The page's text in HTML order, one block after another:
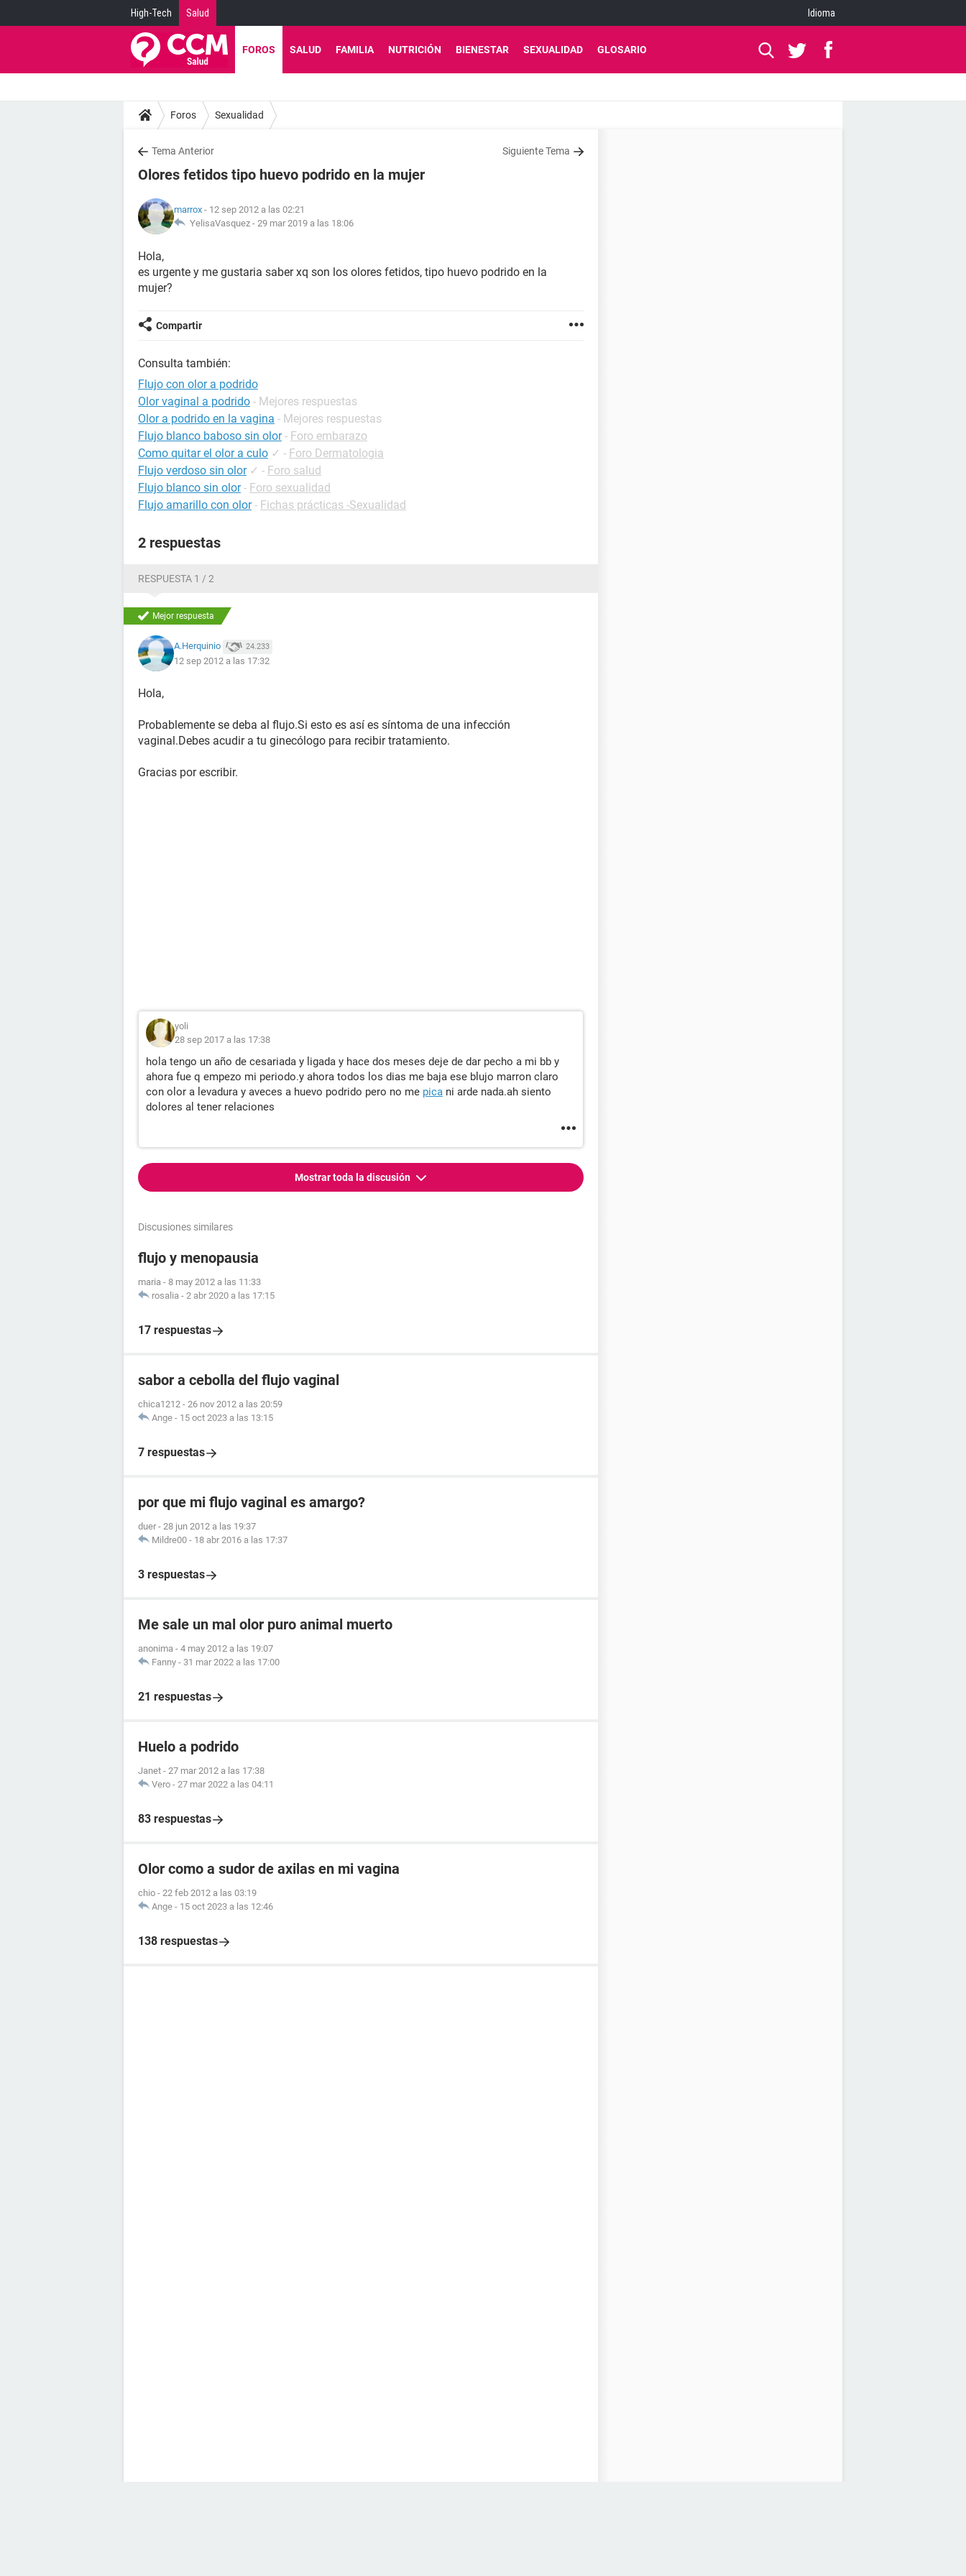
High-Tech Salud Idioma
FOROS SALUD FAMILIA NUTRICIÓN BIENESTAR SEXUALIDAD GLOSARIO
Foros Sexualidad
Tema Anterior Siguiente Tema
Olores fetidos tipo huevo podrido en la mujer
marrox - 12 sep 2012 a las 02:21
YelisaVasquez - 29 mar 2019 a las 18:06
Hola,
es urgente y me gustaria saber xq son los olores fetidos, tipo huevo podrido en la
mujer?
Compartir
Consulta también:
Flujo con olor a podrido
Olor vaginal a podrido - Mejores respuestas
Olor a podrido en la vagina - Mejores respuestas
Flujo blanco baboso sin olor - Foro embarazo
Como quitar el olor a culo ✓ - Foro Dermatologia
Flujo verdoso sin olor ✓ - Foro salud
Flujo blanco sin olor - Foro sexualidad
Flujo amarillo con olor - Fichas prácticas -Sexualidad
2 respuestas
RESPUESTA 1 / 2
Mejor respuesta
A.Herquinio 24.233
12 sep 2012 a las 17:32
Hola,
Probablemente se deba al flujo.Si esto es así es síntoma de una infección
vaginal.Debes acudir a tu ginecólogo para recibir tratamiento.
Gracias por escribir.
yoli
28 sep 2017 a las 17:38
hola tengo un año de cesariada y ligada y hace dos meses deje de dar pecho a mi bb y
ahora fue q empezo mi periodo.y ahora todos los dias me baja ese blujo marron claro
con olor a levadura y aveces a huevo podrido pero no me pica ni arde nada.ah siento
dolores al tener relaciones
Mostrar toda la discusión
Discusiones similares
flujo y menopausia
maria - 8 may 2012 a las 11:33
rosalia - 2 abr 2020 a las 17:15
17 respuestas
sabor a cebolla del flujo vaginal
chica1212 - 26 nov 2012 a las 20:59
Ange - 15 oct 2023 a las 13:15
7 respuestas
por que mi flujo vaginal es amargo?
duer - 28 jun 2012 a las 19:37
Mildre00 - 18 abr 2016 a las 17:37
3 respuestas
Me sale un mal olor puro animal muerto
anonima - 4 may 2012 a las 19:07
Fanny - 31 mar 2022 a las 17:00
21 respuestas
Huelo a podrido
Janet - 27 mar 2012 a las 17:38
Vero - 27 mar 2022 a las 04:11
83 respuestas
Olor como a sudor de axilas en mi vagina
chio - 22 feb 2012 a las 03:19
Ange - 15 oct 2023 a las 12:46
138 respuestas